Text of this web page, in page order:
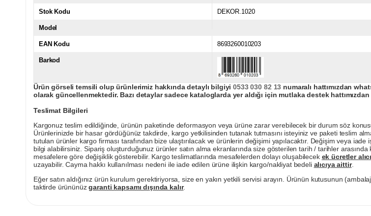
Stok Kodu DEKOR.1020
Model
EAN Kodu 8693260010203
Barkod
Ürün görseli temsili olup ürünlerimiz hakkında detaylı bilgiyi0533 030 82 13 numaralı hattımızdan
olarak güncellenmektedir. Bazı detaylar sadece kataloglarda yer aldığı için mutlaka destek
Teslimat Bilgileri
Kargonuz teslim edildiğinde, ürünün paketinde deformasyon veya ürüne zarar verebilecek bir durum söz
Ürünlerinizde bir hasar gördüğünüz takdirde, kargo yetkilisinden tutanak tutmasını isteyiniz ve paketi teslim
tutulan ürünler kargo firması tarafından bize ulaştırılacak ve ürünlerin değişimi yapılacaktır. Değişim veya
bilgi alabilirsiniz. Sipariş oluşturduğunuz ürünler satın alma ekranlarında size gösterilen tarih / tarihler
mesafelere göre değişiklik gösterebilir. Kargo teslimatlarında mesafelerden dolayı oluşabilecek ek ücretler
uzayabilir. Cayma hakkı kullanılması nedeni ile iade edilen ürüne ilişkin kargo/nakliyat bedeli alıcıya aittir.
Eğer satın aldığınız ürün kurulum gerektiriyorsa, size en yakın yetkili servisi arayın. Ürünün kutusunun
taktirde ürününüzgaranti kapsamı dışında kalır.